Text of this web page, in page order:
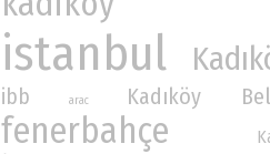
istanbul
ibb arac Kadıköy
fenerbahçe